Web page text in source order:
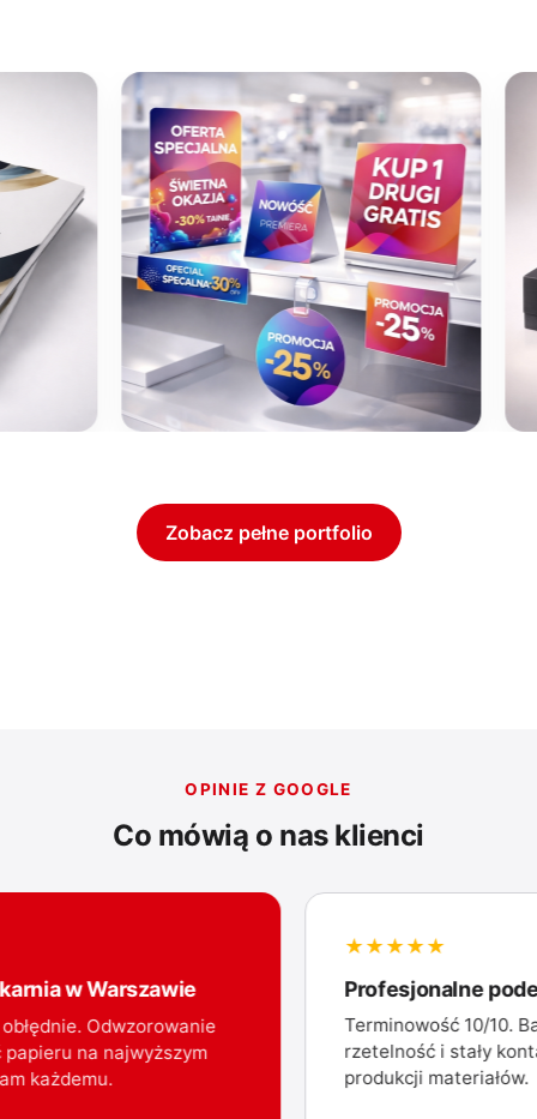
Zobacz pełne portfolio
OPINIE Z GOOGLE
Co mówią o nas klienci
w Warszawie
Odwzorowanie
na najwyższym
każdemu.
★★★★★
Profesjonalne
Terminowość 10/10.
rzetelność i stały
produkcji materiałów.